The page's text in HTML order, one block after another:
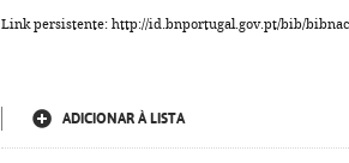
Link persistente: http://id.bnportugal.gov.pt/bib/
ADICIONAR À LISTA